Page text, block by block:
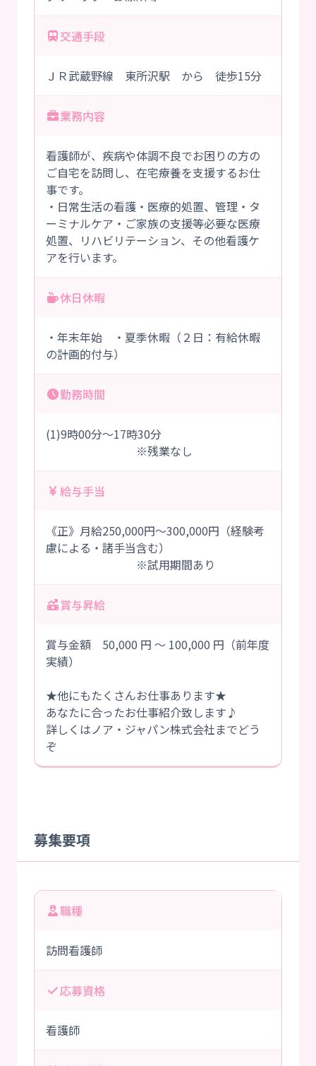
交通手段
ＪＲ武蔵野線 東所沢駅 から 徒歩15分
業務内容
看護師が、疾病や体調不良でお困りの方の
ご自宅を訪問し、在宅療養を支援するお仕
事です。
・日常生活の看護・医療的処置、管理・タ
ーミナルケア・ご家族の支援等必要な医療
処置、リハビリテーション、その他看護ケ
アを行います。
休日休暇
・年末年始 ・夏季休暇（２日：有給休暇
の計画的付与）
勤務時間
(1)9時00分～17時30分
※残業なし
給与手当
《正》月給250,000円～300,000円（経験考
慮による・諸手当含む）
※試用期間あり
賞与昇給
賞与金額 50,000 円 ～ 100,000 円（前年度
実績）
★他にもたくさんお仕事あります★
あなたに合ったお仕事紹介致します♪
詳しくはノア・ジャパン株式会社までどう
ぞ
募集要項
職種
訪問看護師
応募資格
看護師